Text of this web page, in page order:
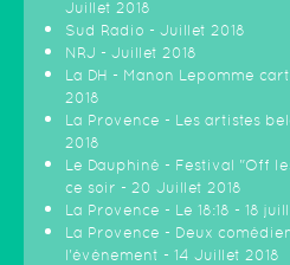
Juillet 2018
Sud Radio - Juillet 2018
NRJ - Juillet 2018
La DH - Manon Lepomme
2018
La Provence - Les artistes
2018
Le Dauphiné - Festival "Off
ce soir - 20 Juillet 2018
La Provence - Le 18:18 - 18
La Provence - Deux
l'événement - 14 Juillet 2018